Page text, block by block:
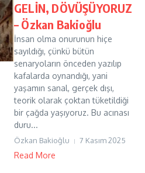
GELİN, DÖVÜŞÜYORUZ
– Özkan Bakioğlu
İnsan olma onurunun hiçe
sayıldığı, çünkü bütün
senaryoların önceden yazılıp
kafalarda oynandığı, yani
yaşamın sanal, gerçek dışı,
teorik olarak çoktan tüketildiği
bir çağda yaşıyoruz. Bu acınası
duru...
Özkan Bakioğlu 7 Kasım 2025
Read More